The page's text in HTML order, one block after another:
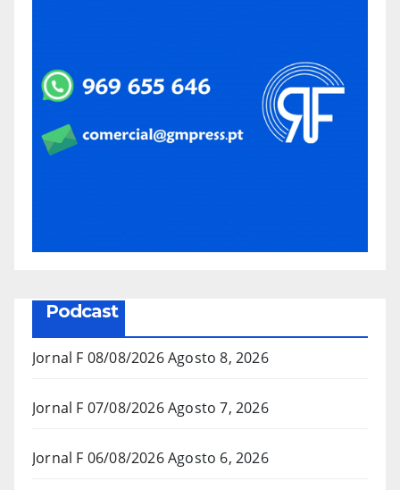
Podcast
Jornal F 08/08/2026Agosto 8, 2026
Jornal F 07/08/2026Agosto 7, 2026
Jornal F 06/08/2026Agosto 6, 2026